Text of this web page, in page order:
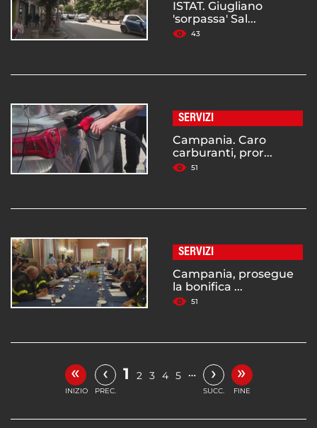
ISTAT. Giugliano
'sorpassa' Sal...
43
SERVIZI
Campania. Caro
carburanti, pror...
51
SERVIZI
Campania, prosegue
la bonifica ...
51
«
INIZIO
‹
PREC.
1 2 3 4 5 … ›
SUCC.
»
FINE